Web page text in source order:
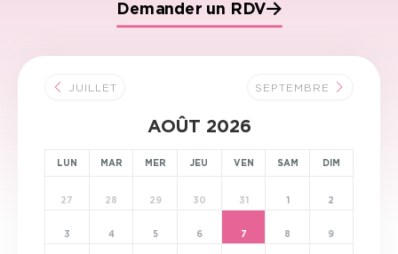
Demander un RDV
JUILLET
AOÛT 2026
SEPTEMBRE
LUN MAR MER JEU VEN SAM DIM
27 28 29 30 31 1 2
3 4 5 6 7 8 9